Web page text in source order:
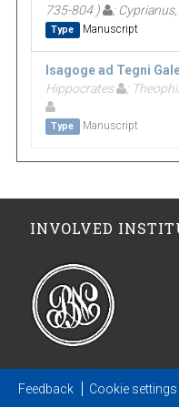
735-804 )
;
Type Manuscript
Isagoge ad Tegni
Hippocrates
;
Type Manuscript
INVOLVED
Feedback Cookie settings